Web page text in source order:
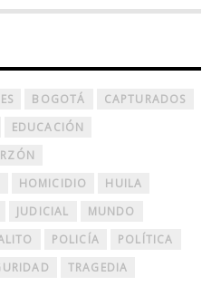
BOGOTÁ
CAPTURADOS
EDUCACIÓN
HOMICIDIO
HUILA
JUDICIAL
MUNDO
POLICÍA
POLÍTICA
TRAGEDIA